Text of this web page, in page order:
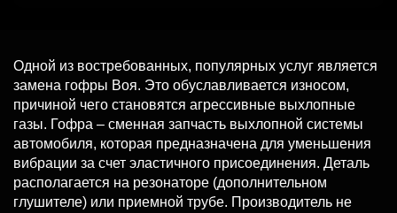
Одной из востребованных, популярных услуг является
замена гофры Воя. Это обуславливается износом,
причиной чего становятся агрессивные выхлопные
газы. Гофра – сменная запчасть выхлопной системы
автомобиля, которая предназначена для уменьшения
вибрации за счет эластичного присоединения. Деталь
располагается на резонаторе (дополнительном
глушителе) или приемной трубе. Производитель не